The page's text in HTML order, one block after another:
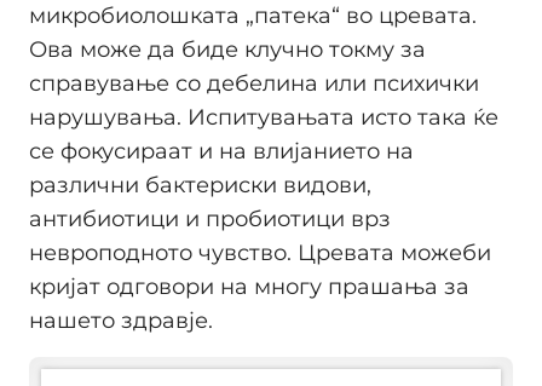
микробиолошката „патека“ во цревата.
Ова може да биде клучно токму за
справување со дебелина или психички
нарушувања. Испитувањата исто така ќе
се фокусираат и на влијанието на
различни бактериски видови,
антибиотици и пробиотици врз
невроподното чувство. Цревата можеби
кријат одговори на многу прашања за
нашето здравје.